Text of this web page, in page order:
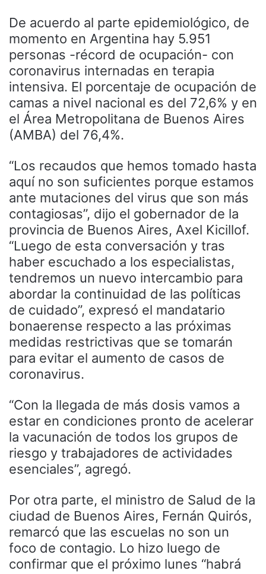
De acuerdo al parte epidemiológico, de
momento en Argentina hay 5.951
personas -récord de ocupación- con
coronavirus internadas en terapia
intensiva. El porcentaje de ocupación de
camas a nivel nacional es del 72,6% y en
el Área Metropolitana de Buenos Aires
(AMBA) del 76,4%.
“Los recaudos que hemos tomado hasta
aquí no son suficientes porque estamos
ante mutaciones del virus que son más
contagiosas”, dijo el gobernador de la
provincia de Buenos Aires, Axel Kicillof.
“Luego de esta conversación y tras
haber escuchado a los especialistas,
tendremos un nuevo intercambio para
abordar la continuidad de las políticas
de cuidado”, expresó el mandatario
bonaerense respecto a las próximas
medidas restrictivas que se tomarán
para evitar el aumento de casos de
coronavirus.
“Con la llegada de más dosis vamos a
estar en condiciones pronto de acelerar
la vacunación de todos los grupos de
riesgo y trabajadores de actividades
esenciales”, agregó.
Por otra parte, el ministro de Salud de la
ciudad de Buenos Aires, Fernán Quirós,
remarcó que las escuelas no son un
foco de contagio. Lo hizo luego de
confirmar que el próximo lunes “habrá